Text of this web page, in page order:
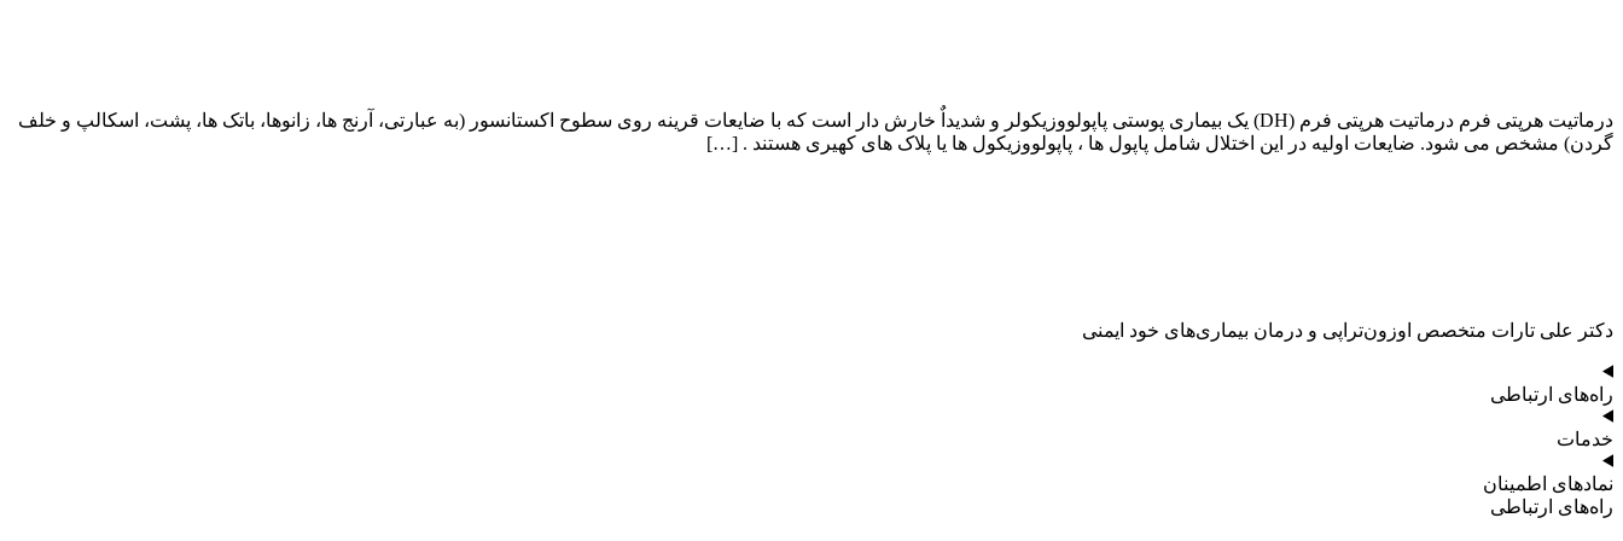
درماتیت هرپتی فرم درماتیت هرپتی فرم (DH) یک بیماری پوستی پاپولووزیکولر و شدیداٌ خارش دار است که با ضایعات قرینه روی سطوح اکستانسور (به عبارتی، آرنج ها، زانوها، باتک ها، پشت، اسکالپ و خلف
گردن) مشخص می شود. ضایعات اولیه در این اختلال شامل پاپول ها ، پاپولووزیکول ها یا پلاک های کهیری هستند . […]
دکتر علی تارات متخصص اوزون‌تراپی و درمان بیماری‌های خود ایمنی
راه‌های ارتباطی
خدمات
نمادهای اطمینان
راه‌های ارتباطی